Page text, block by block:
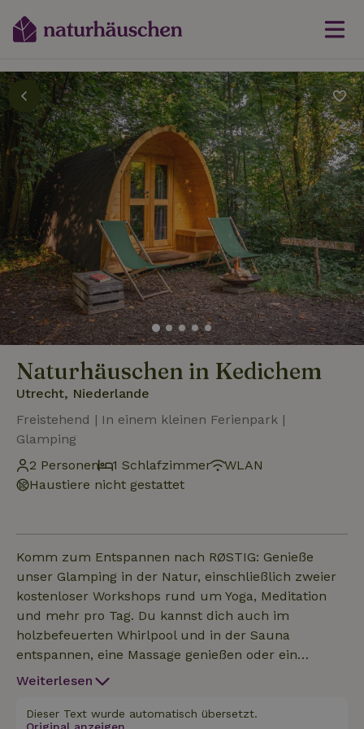
Naturhäuschen in Kedichem
Utrecht, Niederlande
Freistehend | In einem kleinen Ferienpark |
Glamping
2 Personen
1 Schlafzimmer
WLAN
Haustiere nicht gestattet
Komm zum Entspannen nach RØSTIG: Genieße
unser Glamping in der Natur, einschließlich zweier
kostenloser Workshops rund um Yoga, Meditation
und mehr pro Tag. Du kannst dich auch im
holzbefeuerten Whirlpool und in der Sauna
entspannen, eine Massage genießen oder ein
Abenteuer mit dem Kanu oder Fatbike erleben.
zurückzuziehen und richtig zu entspannen.
Weiterlesen
Dieser Text wurde automatisch übersetzt.